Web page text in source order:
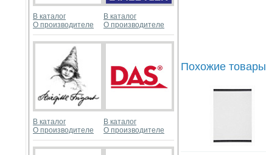
В каталог
О производителе
В каталог
О производителе
В каталог
О производителе
В каталог
О производителе
Похожие товары